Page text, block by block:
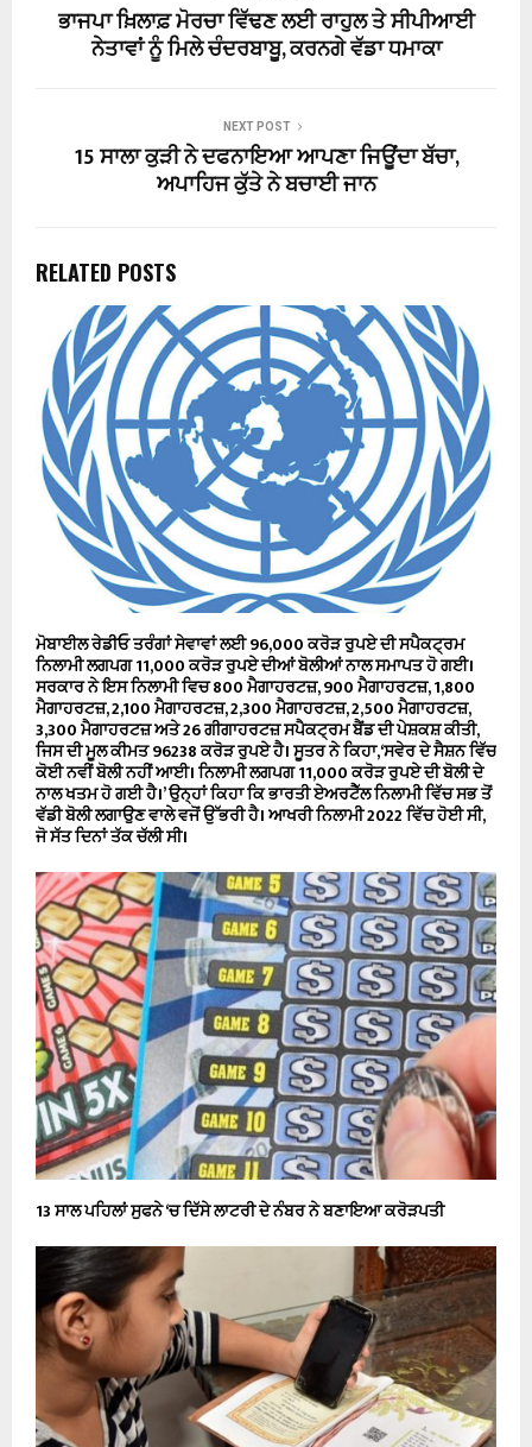
ਭਾਜਪਾ ਖ਼ਿਲਾਫ਼ ਮੋਰਚਾ ਵਿੱਢਣ ਲਈ ਰਾਹੁਲ ਤੇ ਸੀਪੀਆਈ
ਨੇਤਾਵਾਂ ਨੂੰ ਮਿਲੇ ਚੰਦਰਬਾਬੂ, ਕਰਨਗੇ ਵੱਡਾ ਧਮਾਕਾ
NEXT POST
15 ਸਾਲਾ ਕੁੜੀ ਨੇ ਦਫਨਾਇਆ ਆਪਣਾ ਜਿਊਂਦਾ ਬੱਚਾ,
ਅਪਾਹਿਜ ਕੁੱਤੇ ਨੇ ਬਚਾਈ ਜਾਨ
RELATED POSTS
ਮੋਬਾਈਲ ਰੇਡੀਓ ਤਰੰਗਾਂ ਸੇਵਾਵਾਂ ਲਈ 96,000 ਕਰੋੜ ਰੁਪਏ ਦੀ ਸਪੈਕਟ੍ਰਮ
ਨਿਲਾਮੀ ਲਗਪਗ 11,000 ਕਰੋੜ ਰੁਪਏ ਦੀਆਂ ਬੋਲੀਆਂ ਨਾਲ ਸਮਾਪਤ ਹੋ ਗਈ।
ਸਰਕਾਰ ਨੇ ਇਸ ਨਿਲਾਮੀ ਵਿਚ 800 ਮੈਗਾਹਰਟਜ਼, 900 ਮੈਗਾਹਰਟਜ਼, 1,800
ਮੈਗਾਹਰਟਜ਼, 2,100 ਮੈਗਾਹਰਟਜ਼, 2,300 ਮੈਗਾਹਰਟਜ਼, 2,500 ਮੈਗਾਹਰਟਜ਼,
3,300 ਮੈਗਾਹਰਟਜ਼ ਅਤੇ 26 ਗੀਗਾਹਰਟਜ਼ ਸਪੈਕਟ੍ਰਮ ਬੈਂਡ ਦੀ ਪੇਸ਼ਕਸ਼ ਕੀਤੀ,
ਜਿਸ ਦੀ ਮੂਲ ਕੀਮਤ 96238 ਕਰੋੜ ਰੁਪਏ ਹੈ। ਸੂਤਰ ਨੇ ਕਿਹਾ,‘ਸਵੇਰ ਦੇ ਸੈਸ਼ਨ ਵਿੱਚ
ਕੋਈ ਨਵੀਂ ਬੋਲੀ ਨਹੀਂ ਆਈ। ਨਿਲਾਮੀ ਲਗਪਗ 11,000 ਕਰੋੜ ਰੁਪਏ ਦੀ ਬੋਲੀ ਦੇ
ਨਾਲ ਖਤਮ ਹੋ ਗਈ ਹੈ।’ ਉਨ੍ਹਾਂ ਕਿਹਾ ਕਿ ਭਾਰਤੀ ਏਅਰਟੈੱਲ ਨਿਲਾਮੀ ਵਿੱਚ ਸਭ ਤੋਂ
ਵੱਡੀ ਬੋਲੀ ਲਗਾਉਣ ਵਾਲੇ ਵਜੋਂ ਉੱਭਰੀ ਹੈ। ਆਖਰੀ ਨਿਲਾਮੀ 2022 ਵਿੱਚ ਹੋਈ ਸੀ,
ਜੋ ਸੱਤ ਦਿਨਾਂ ਤੱਕ ਚੱਲੀ ਸੀ।
13 ਸਾਲ ਪਹਿਲਾਂ ਸੁਫਨੇ ‘ਚ ਦਿੱਸੇ ਲਾਟਰੀ ਦੇ ਨੰਬਰ ਨੇ ਬਣਾਇਆ ਕਰੋੜਪਤੀ